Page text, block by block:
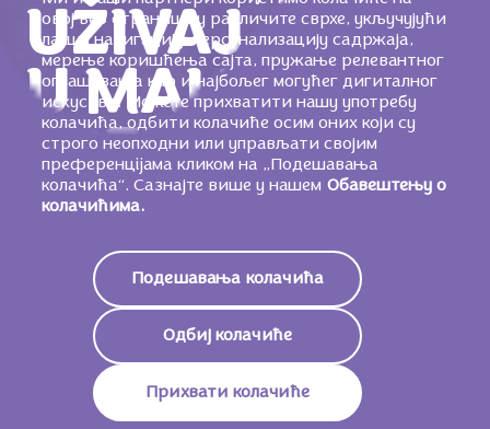
UŽIVAJ
U MALIM
TRENUCIMA
Pokažimo ljudima oko sebe koliko ih
zahvalnost svakim malim, iskrenim
gestom.
овој веб страници у различите сврхе, укључујући
лакшу навигацију, персонализацију садржаја,
мерење коришћења сајта, пружање релевантног
оглашавања као и најбољег могућег дигиталног
искуства. Можете прихватити нашу употребу
колачића, одбити колачиће осим оних који су
строго неопходни или управљати својим
преференцijама кликом на „Подешавања
колачића“. Сазнајте више у нашем Обавештењу о
колачићима.
Подешавања колачића
Одбиј колачиће
Прихвати колачиће